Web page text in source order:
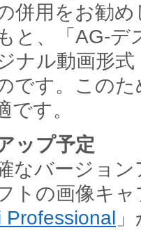
併用をお勧
と、「AG-デ
ナル動画形
です。この
です。
ップ予定
なバージョ
トの画像キ
Professional